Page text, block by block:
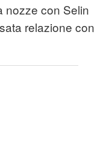
nozze con Selin
relazione con